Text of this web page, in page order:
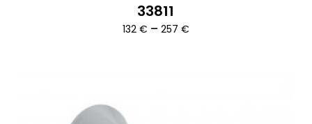
33811
132 € – 257 €Ártartomány: